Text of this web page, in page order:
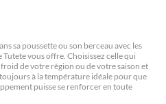
sa poussette ou son berceau avec les
vous offre. Choisissez celle qui
de votre région ou de votre saison et
à la température idéale pour que
puisse se renforcer en toute